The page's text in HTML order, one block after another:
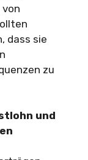
dass sie
zu
und